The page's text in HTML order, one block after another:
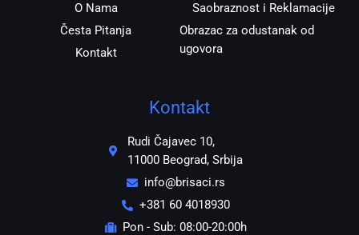
O Nama
Česta Pitanja
Kontakt
Saobraznost i Reklamacije
Obrazac za odustanak od
ugovora
Kontakt
Rudi Čajavec 10,
11000 Beograd, Srbija
info@brisaci.rs
+381 60 4018930
Pon - Sub: 08:00-20:00h